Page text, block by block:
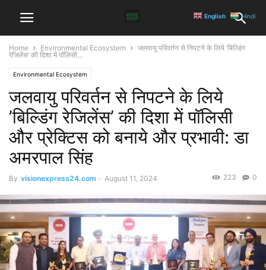
Home Environmental Ecosystem
जलवायु परिवर्तन से निपटने के लिये ’बिल्डिंग
रेजिलेंस’ की दिशा में पॉलिसी...
Environmental Ecosystem
जलवायु परिवर्तन से निपटने के लिये
’बिल्डिंग रेजिलेंस’ की दिशा में पॉलिसी
और प्रेक्टिस को बनाये और प्रभावी: डा
अमरपाल सिंह
By visionexpress24.com - August 11, 2024 0
223
English Hindi